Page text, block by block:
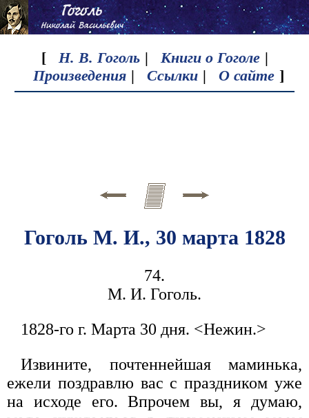
[ Н. В. Гоголь | Книги о Гоголе |
Произведения | Ссылки | О сайте ]
Гоголь М. И., 30 марта 1828
74.
М. И. Гоголь.
1828-го г. Марта 30 дня. <Нежин.>
Извините, почтеннейшая маминька,
ежели поздравлю вас с праздником уже
на исходе его. Впрочем вы, я думаю,